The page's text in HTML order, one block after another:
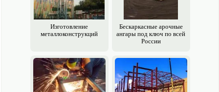
Изготовление
металлоконструкций
Бескаркасные арочные
ангары под ключ по всей
России